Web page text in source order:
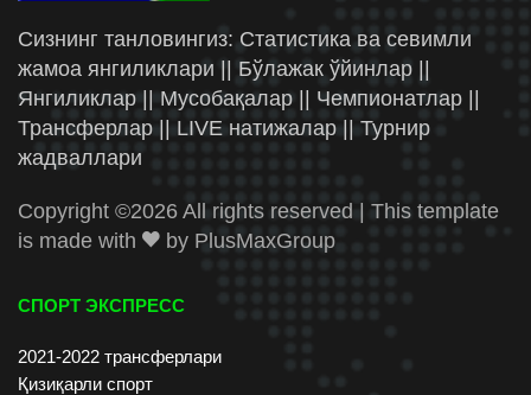
Сизнинг танловингиз: Статистика ва севимли
жамоа янгиликлари || Бўлажак ўйинлар ||
Янгиликлар || Мусобақалар || Чемпионатлар ||
Трансферлар || LIVE натижалар || Турнир
жадваллари
Copyright ©2026 All rights reserved | This template
is made with
by PlusMaxGroup
СПОРТ ЭКСПРЕСС
2021-2022 трансферлари
Қизиқарли спорт